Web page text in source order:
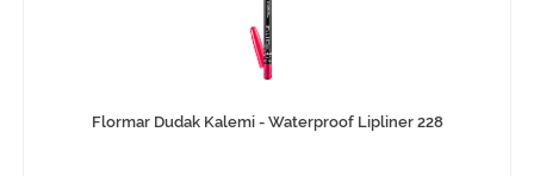
Flormar Dudak Kalemi - Waterproof Lipliner 228